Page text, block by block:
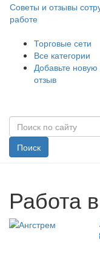
Советы и отзывы
работе
Торговые сети
Все категории
Добавьте
отзыв
Поиск
Работа